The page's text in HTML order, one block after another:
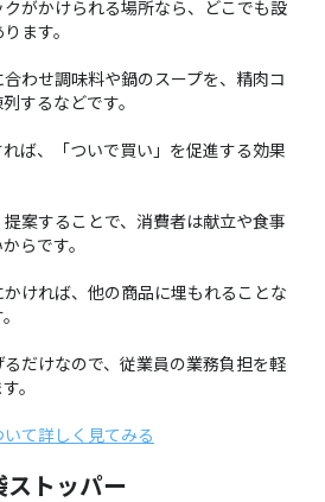
がかけられる場所なら、どこでも設
ます。
わせ調味料や鍋のスープを、精肉コ
するなどです。
ば、「ついで買い」を促進する効果
案することで、消費者は献立や食事
らです。
ければ、他の商品に埋もれることな
だけなので、従業員の業務負担を軽
。
て詳しく見てみる
ストッパー